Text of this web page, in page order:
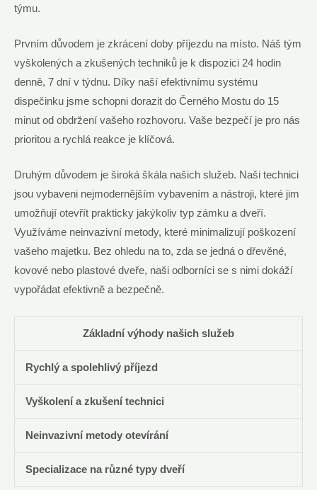
týmu.
Prvním důvodem je zkrácení doby příjezdu na místo. Náš tým
vyškolených a zkušených techniků je k dispozici 24 hodin
denně, 7 dní v týdnu. Díky naší efektivnímu systému
dispečinku jsme schopni dorazit do Černého Mostu do 15
minut od obdržení vašeho rozhovoru. Vaše bezpečí je pro nás
prioritou a rychlá reakce je klíčová.
Druhým důvodem je široká škála našich služeb. Naši technici
jsou vybaveni nejmodernějším vybavením a nástroji, které jim
umožňují otevřít prakticky jakýkoliv typ zámku a dveří.
Využíváme neinvazivní metody, které minimalizují poškození
vašeho majetku. Bez ohledu na to, zda se jedná o dřevěné,
kovové nebo plastové dveře, naši odborníci se s nimi dokáží
vypořádat efektivně a bezpečně.
Základní výhody našich služeb
Rychlý a spolehlivý příjezd
Vyškolení a zkušení technici
Neinvazivní metody otevírání
Specializace na různé typy dveří